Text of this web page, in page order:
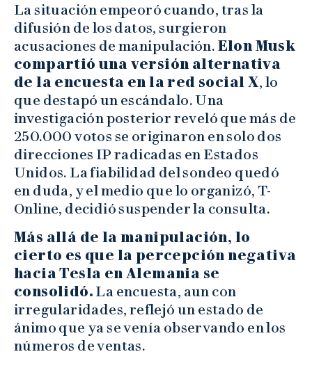
La situación empeoró cuando, tras la
difusión de los datos, surgieron
acusaciones de manipulación. Elon Musk
compartió una versión alternativa
de la encuesta en la red social X, lo
que destapó un escándalo. Una
investigación posterior reveló que más de
250.000 votos se originaron en solo dos
direcciones IP radicadas en Estados
Unidos. La fiabilidad del sondeo quedó
en duda, y el medio que lo organizó, T-
Online, decidió suspender la consulta.
Más allá de la manipulación, lo
cierto es que la percepción negativa
hacia Tesla en Alemania se
consolidó.La encuesta, aun con
irregularidades, reflejó un estado de
ánimo que ya se venía observando en los
números de ventas.